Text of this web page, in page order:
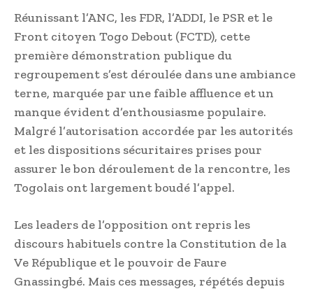
Réunissant l’ANC, les FDR, l’ADDI, le PSR et le
Front citoyen Togo Debout (FCTD), cette
première démonstration publique du
regroupement s’est déroulée dans une ambiance
terne, marquée par une faible affluence et un
manque évident d’enthousiasme populaire.
Malgré l’autorisation accordée par les autorités
et les dispositions sécuritaires prises pour
assurer le bon déroulement de la rencontre, les
Togolais ont largement boudé l’appel.
Les leaders de l’opposition ont repris les
discours habituels contre la Constitution de la
Ve République et le pouvoir de Faure
Gnassingbé. Mais ces messages, répétés depuis